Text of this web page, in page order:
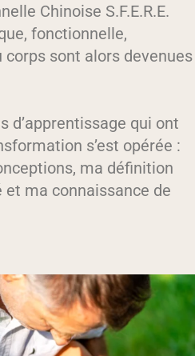
Chinoise S.F.E.R.E.
fonctionnelle,
sont alors devenues
d’apprentissage qui ont
s’est opérée :
ma définition
et ma connaissance de